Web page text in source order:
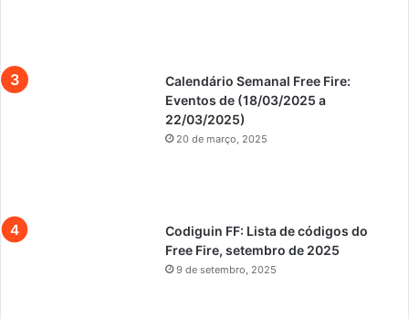
Calendário Semanal Free Fire:
Eventos de (18/03/2025 a
22/03/2025)
20 de março, 2025
Codiguin FF: Lista de códigos do
Free Fire, setembro de 2025
9 de setembro, 2025